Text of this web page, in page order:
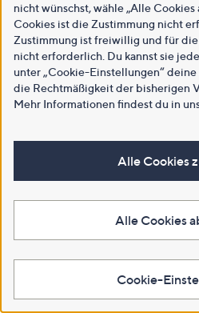
nicht wünschst, wähle „Alle
Cookies ist die Zustimmung nicht
Zustimmung ist freiwillig und für
nicht erforderlich. Du kannst sie
unter „Cookie-Einstellungen“
die Rechtmäßigkeit der bisherigen
Mehr Informationen findest du in
Alle Cookies
Alle Cookies
Cookie-